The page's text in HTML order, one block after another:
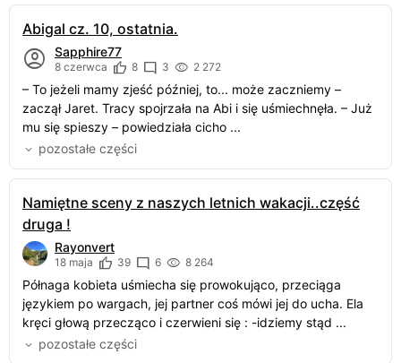
Abigal cz. 10, ostatnia.
Sapphire77
8 czerwca 8 3 2 272
– To jeżeli mamy zjeść później, to... może zaczniemy –
zaczął Jaret. Tracy spojrzała na Abi i się uśmiechnęła. – Już
mu się spieszy – powiedziała cicho ...
pozostałe części
Namiętne sceny z naszych letnich wakacji..część
druga !
Rayonvert
18 maja 39 6 8 264
Półnaga kobieta uśmiecha się prowokująco, przeciąga
językiem po wargach, jej partner coś mówi jej do ucha. Ela
kręci głową przecząco i czerwieni się : -idziemy stąd ...
pozostałe części